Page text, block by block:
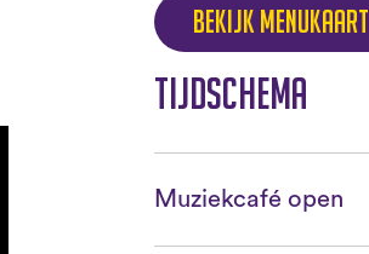
Bekijk menukaart
Tijdschema
Muziekcafé open